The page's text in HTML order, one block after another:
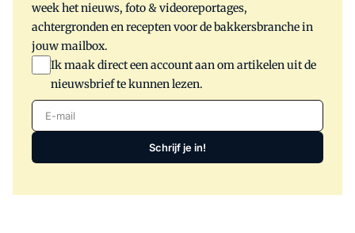
week het nieuws, foto & videoreportages,
achtergronden en recepten voor de bakkersbranche in
jouw mailbox.
Ik maak direct een account aan om artikelen uit de
nieuwsbrief te kunnen lezen.
E-mail
Schrijf je in!